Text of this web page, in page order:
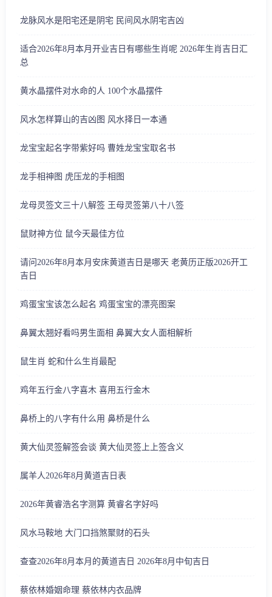
龙脉风水是阳宅还是阴宅 民间风水阴宅吉凶
适合2026年8月本月开业吉日有哪些生肖呢 2026年生肖吉日汇
总
黄水晶摆件对水命的人 100个水晶摆件
风水怎样算山的吉凶图 风水择日一本通
龙宝宝起名字带紫好吗 曹姓龙宝宝取名书
龙手相神图 虎压龙的手相图
龙母灵签文三十八解签 王母灵签第八十八签
鼠财神方位 鼠今天最佳方位
请问2026年8月本月安床黄道吉日是哪天 老黄历正版2026开工
吉日
鸡蛋宝宝该怎么起名 鸡蛋宝宝的漂亮图案
鼻翼太翘好看吗男生面相 鼻翼大女人面相解析
鼠生肖 蛇和什么生肖最配
鸡年五行金八字喜木 喜用五行金木
鼻桥上的八字有什么用 鼻桥是什么
黄大仙灵签解签会谈 黄大仙灵签上上签含义
属羊人2026年8月黄道吉日表
2026年黄睿浩名字测算 黄睿名字好吗
风水马鞍地 大门口挡煞聚财的石头
查查2026年8月本月的黄道吉日 2026年8月中旬吉日
蔡依林婚姻命理 蔡依林内衣品牌